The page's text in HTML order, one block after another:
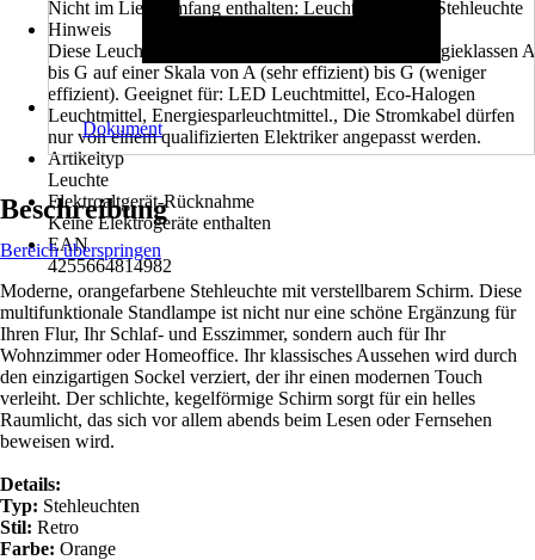
Nicht im Lieferumfang enthalten: Leuchtmittel, 1 x Stehleuchte
Hinweis
Diese Leuchte ist geeignet für Leuchtmittel der Energieklassen A
bis G auf einer Skala von A (sehr effizient) bis G (weniger
effizient). Geeignet für: LED Leuchtmittel, Eco-Halogen
Leuchtmittel, Energiesparleuchtmittel., Die Stromkabel dürfen
nur von einem qualifizierten Elektriker angepasst werden.
Artikeltyp
Leuchte
Elektroaltgerät-Rücknahme
Keine Elektrogeräte enthalten
EAN
4255664814982
Dokument
Beschreibung
Bereich überspringen
Moderne, orangefarbene Stehleuchte mit verstellbarem Schirm. Diese
multifunktionale Standlampe ist nicht nur eine schöne Ergänzung für
Ihren Flur, Ihr Schlaf- und Esszimmer, sondern auch für Ihr
Wohnzimmer oder Homeoffice. Ihr klassisches Aussehen wird durch
den einzigartigen Sockel verziert, der ihr einen modernen Touch
verleiht. Der schlichte, kegelförmige Schirm sorgt für ein helles
Raumlicht, das sich vor allem abends beim Lesen oder Fernsehen
beweisen wird.
Details:
Typ: Stehleuchten
Stil: Retro
Farbe: Orange